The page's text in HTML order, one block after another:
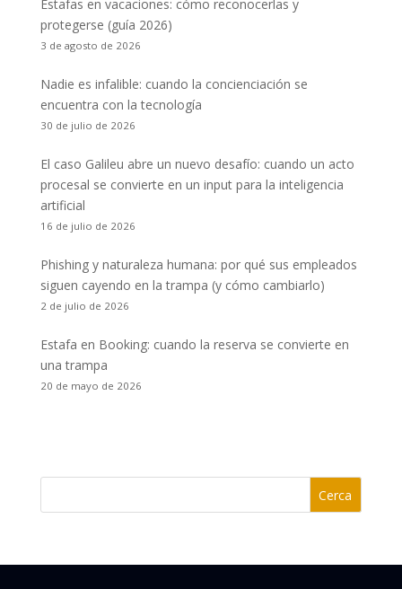
Estafas en vacaciones: cómo reconocerlas y
protegerse (guía 2026)
3 de agosto de 2026
Nadie es infalible: cuando la concienciación se
encuentra con la tecnología
30 de julio de 2026
El caso Galileu abre un nuevo desafío: cuando un acto
procesal se convierte en un input para la inteligencia
artificial
16 de julio de 2026
Phishing y naturaleza humana: por qué sus empleados
siguen cayendo en la trampa (y cómo cambiarlo)
2 de julio de 2026
Estafa en Booking: cuando la reserva se convierte en
una trampa
20 de mayo de 2026
Cerca